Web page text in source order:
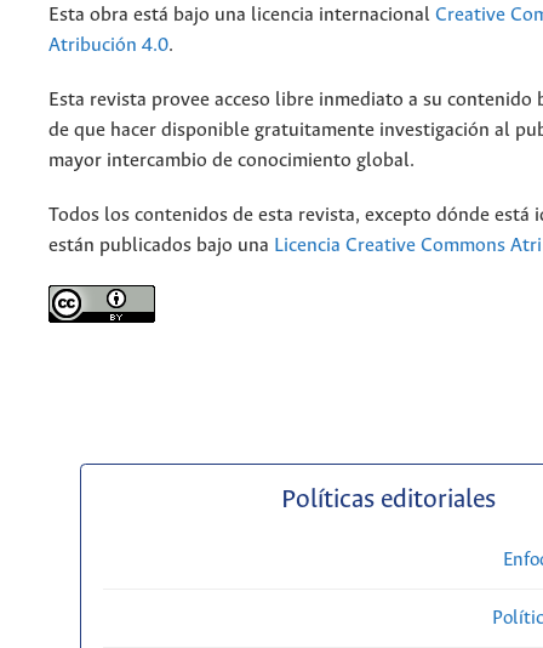
Esta obra está bajo una licencia internacional Creative
Atribución 4.0.
Esta revista provee acceso libre inmediato a su contenido
de que hacer disponible gratuitamente investigación al
mayor intercambio de conocimiento global.
Todos los contenidos de esta revista, excepto dónde está
están publicados bajo una Licencia Creative Commons
Políticas editoriales